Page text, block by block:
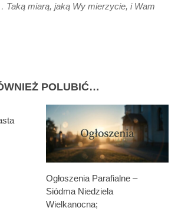
Taką miarą, jaką Wy mierzycie, i Wam
POLUBIĆ…
Ogłoszenia Parafialne –
Siódma Niedziela
Wielkanocna;